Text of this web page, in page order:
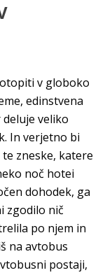
v globoko
edinstvena
veliko
In verjetno bi
zneske, katere
noč hotei
dohodek, ga
zgodilo nič
po njem in
na avtobus
postaji,